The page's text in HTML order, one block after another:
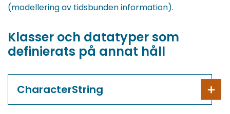
en
tjänst)
omdirigerad
en
annan
blir
till
en
tjänst)
(modellering av tidsbunden information).
Klasser och datatyper som
definierats på annat håll
CharacterString